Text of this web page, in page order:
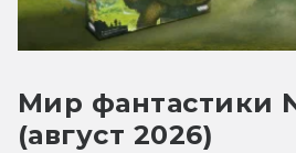
Мир фантастики
(август 2026)